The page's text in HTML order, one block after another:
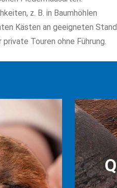
z. B. in Baumhöhlen
Kästen an geeigneten
Touren ohne Führung.